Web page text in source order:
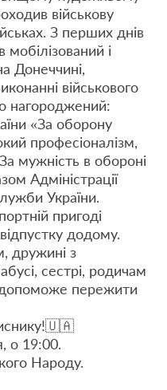
військову
З перших днів
і
Донеччині,
військового
нагороджений:
«За оборону
професіоналізм,
мужність в обороні
Адміністрації
України.
пригоді
додому.
дружині з
сестрі, родичам
пережити
о 19:00.
Народу.